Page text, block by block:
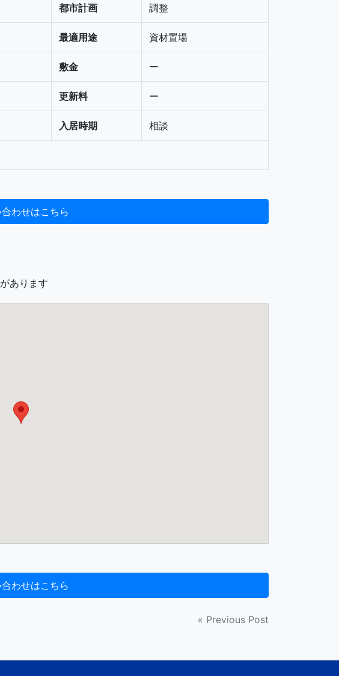
都市計画 調整
最適用途 資材置場
敷金 ー
更新料 ー
入居時期 相談
あります
« Previous Post